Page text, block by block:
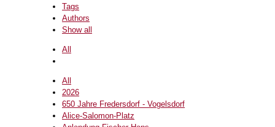
Tags
Authors
Show all
All
All
2026
650 Jahre Fredersdorf - Vogelsdorf
Alice-Salomon-Platz